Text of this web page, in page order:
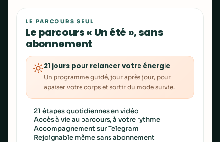
LE PARCOURS SEUL
Le parcours « Un été », sans
abonnement
21 jours pour relancer votre énergie
Un programme guidé, jour après jour, pour
apaiser votre corps et sortir du mode survie.
21 étapes quotidiennes en vidéo
Accès à vie au parcours, à votre rythme
Accompagnement sur Telegram
Rejoignable même sans abonnement